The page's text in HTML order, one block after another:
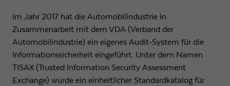
Im Jahr 2017 hat die Automobilindustrie in
Zusammenarbeit mit dem VDA (Verband der
Automobilindustrie) ein eigenes Audit-System für die
Informationssicherheit eingeführt. Unter dem Namen
TISAX (Trusted Information Security Assessment
Exchange) wurde ein einheitlicher Standardkatalog für
Anbieter Strama-MPS Maschinenbau GmbH & Co. KG
Laufzeit 1 Jahr
Zweck
Speichert den Zustimmungsstatus des Benutzers
für Cookies auf der aktuellen Domäne
Zweck
um statistische Daten dazu, wie der Besucher die
Website nutzt, zu generieren.
Name _gat